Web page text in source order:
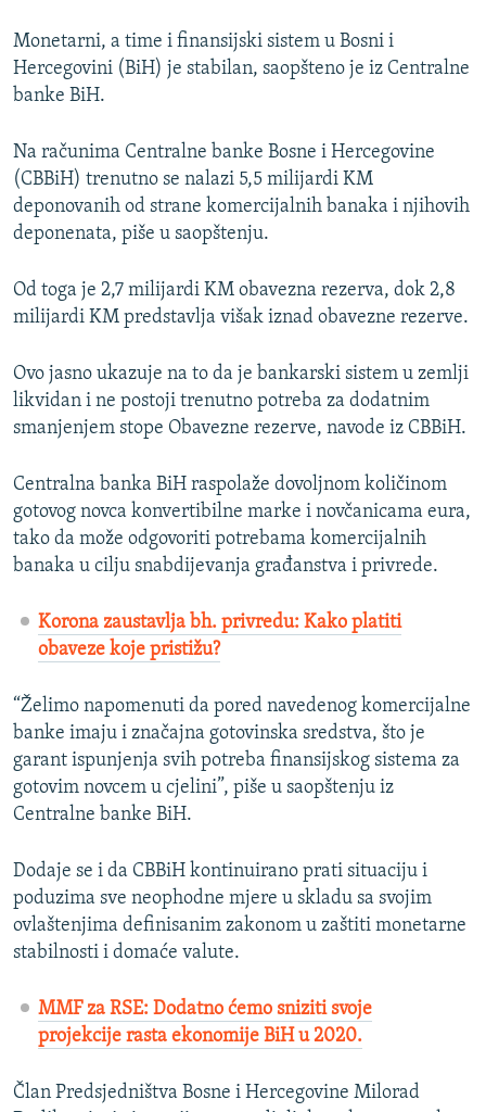
POPLAVE I KLIZIŠTA U BIH 2024.
TV LIBERTY
POST SCRIPTUM
MOJA EVROPA
TRI DECENIJE OD RATA U BIH
SVE KARTE DEJTONA
Sve RFE/RL stranice
Monetarni, a time i finansijski sistem u Bosni i
Hercegovini (BiH) je stabilan, saopšteno je iz Centralne
banke BiH.
Na računima Centralne banke Bosne i Hercegovine
(CBBiH) trenutno se nalazi 5,5 milijardi KM
deponovanih od strane komercijalnih banaka i njihovih
deponenata, piše u saopštenju.
Od toga je 2,7 milijardi KM obavezna rezerva, dok 2,8
milijardi KM predstavlja višak iznad obavezne rezerve.
Ovo jasno ukazuje na to da je bankarski sistem u zemlji
likvidan i ne postoji trenutno potreba za dodatnim
smanjenjem stope Obavezne rezerve, navode iz CBBiH.
Centralna banka BiH raspolaže dovoljnom količinom
gotovog novca konvertibilne marke i novčanicama eura,
tako da može odgovoriti potrebama komercijalnih
banaka u cilju snabdijevanja građanstva i privrede.
Korona zaustavlja bh. privredu: Kako platiti
obaveze koje pristižu?
“Želimo napomenuti da pored navedenog komercijalne
banke imaju i značajna gotovinska sredstva, što je
garant ispunjenja svih potreba finansijskog sistema za
gotovim novcem u cjelini”, piše u saopštenju iz
Centralne banke BiH.
Dodaje se i da CBBiH kontinuirano prati situaciju i
poduzima sve neophodne mjere u skladu sa svojim
ovlaštenjima definisanim zakonom u zaštiti monetarne
stabilnosti i domaće valute.
MMF za RSE: Dodatno ćemo sniziti svoje
projekcije rasta ekonomije BiH u 2020.
Član Predsjedništva Bosne i Hercegovine Milorad